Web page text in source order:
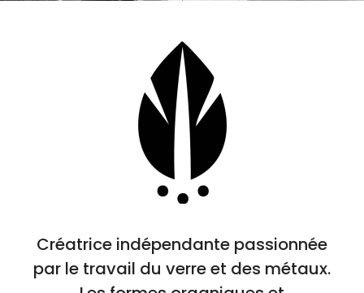
Créatrice indépendante passionnée
par le travail du verre et des métaux.